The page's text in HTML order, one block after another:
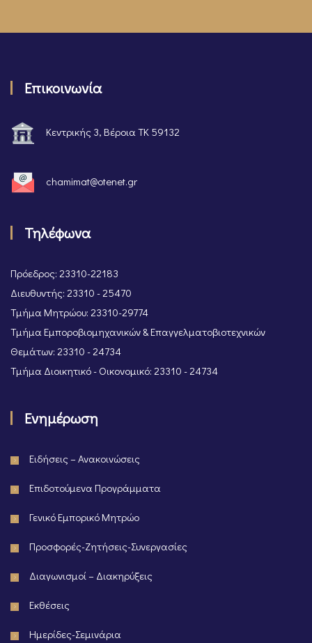
Επικοινωνία
Κεντρικής 3, Βέροια ΤΚ 59132
chamimat@otenet.gr
Τηλέφωνα
Πρόεδρος: 23310-22183
Διευθυντής: 23310 - 25470
Τμήμα Μητρώου: 23310-29774
Τμήμα Εμποροβιομηχανικών & Επαγγελματοβιοτεχνικών
Θεμάτων: 23310 - 24734
Τμήμα Διοικητικό - Οικονομικό: 23310 - 24734
Ενημέρωση
Ειδήσεις – Ανακοινώσεις
Επιδοτούμενα Προγράμματα
Γενικό Εμπορικό Μητρώο
Προσφορές-Ζητήσεις-Συνεργασίες
Διαγωνισμοί – Διακηρύξεις
Εκθέσεις
Ημερίδες-Σεμινάρια